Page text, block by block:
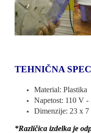
TEHNIČNA
Material: Plastika
Napetost: 110 V
Dimenzije: 23 x 7
*Različica izdelka je